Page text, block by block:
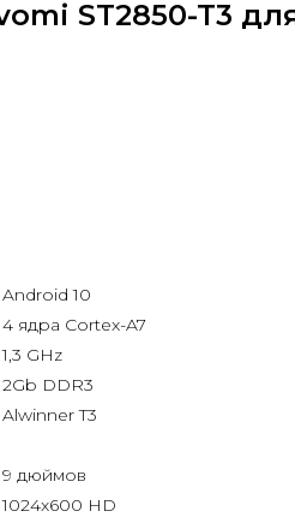
ST2850-T3
Android 10
4 ядра Cortex-A7
1,3 GHz
2Gb DDR3
Alwinner T3
9 дюймов
1024x600 HD